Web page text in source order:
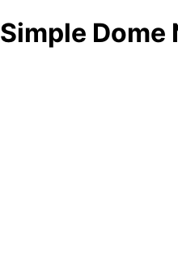
Simple